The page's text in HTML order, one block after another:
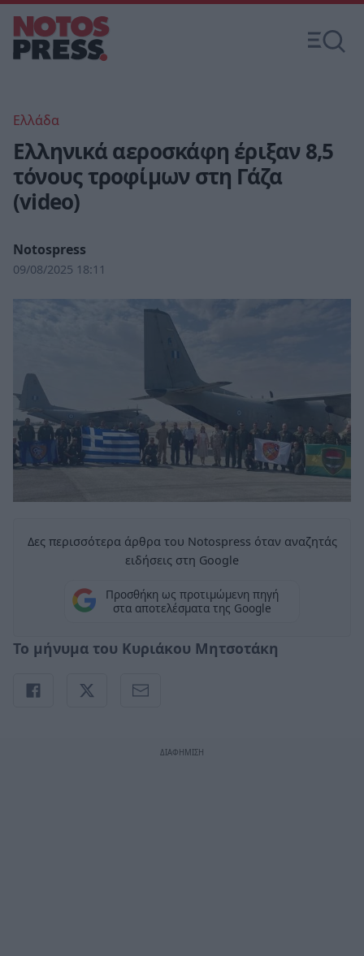
Ελλάδα
Ελληνικά αεροσκάφη έριξαν 8,5
τόνους τροφίμων στη Γάζα
(video)
Notospress
09/08/2025 18:11
Δες περισσότερα άρθρα του Notospress όταν αναζητάς
ειδήσεις στη Google
Προσθήκη ως προτιμώμενη πηγή
στα αποτελέσματα της Google
Το μήνυμα του Κυριάκου Μητσοτάκη